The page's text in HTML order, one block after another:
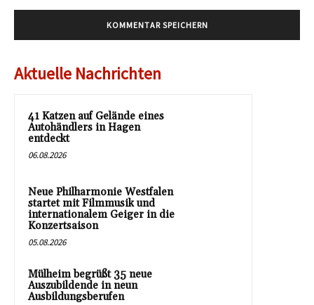
Aktuelle Nachrichten
41 Katzen auf Gelände eines
Autohändlers in Hagen
entdeckt
06.08.2026
Neue Philharmonie Westfalen
startet mit Filmmusik und
internationalem Geiger in die
Konzertsaison
05.08.2026
Mülheim begrüßt 35 neue
Auszubildende in neun
Ausbildungsberufen